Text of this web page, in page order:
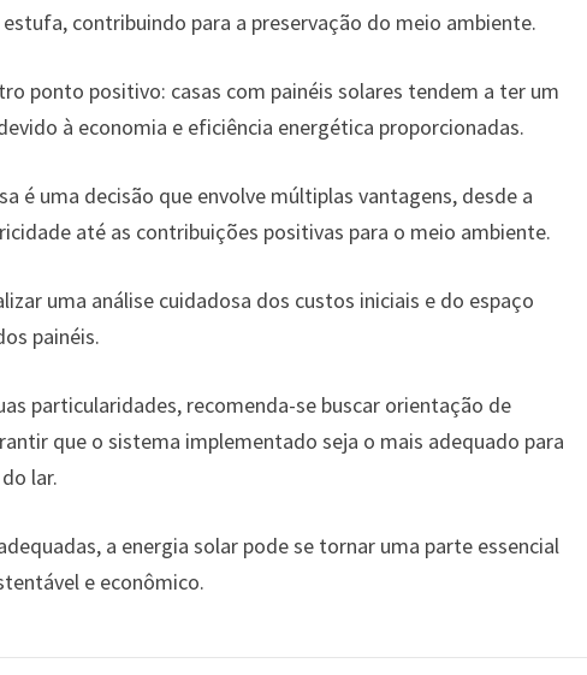
contribuindo para a preservação do meio ambiente.
ponto positivo: casas com painéis solares tendem a ter um
à economia e eficiência energética proporcionadas.
é uma decisão que envolve múltiplas vantagens, desde a
até as contribuições positivas para o meio ambiente.
uma análise cuidadosa dos custos iniciais e do espaço
painéis.
particularidades, recomenda-se buscar orientação de
que o sistema implementado seja o mais adequado para
lar.
a energia solar pode se tornar uma parte essencial
e econômico.